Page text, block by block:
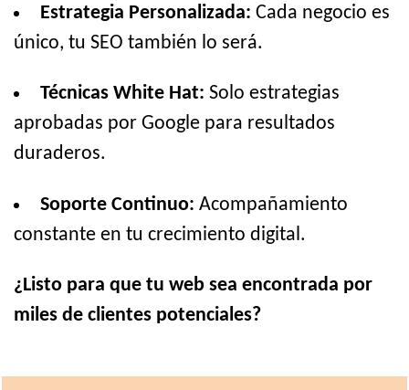
Estrategia Personalizada: Cada negocio es
único, tu SEO también lo será.
Técnicas White Hat: Solo estrategias
aprobadas por Google para resultados
duraderos.
Soporte Continuo: Acompañamiento
constante en tu crecimiento digital.
¿Listo para que tu web sea encontrada por
miles de clientes potenciales?